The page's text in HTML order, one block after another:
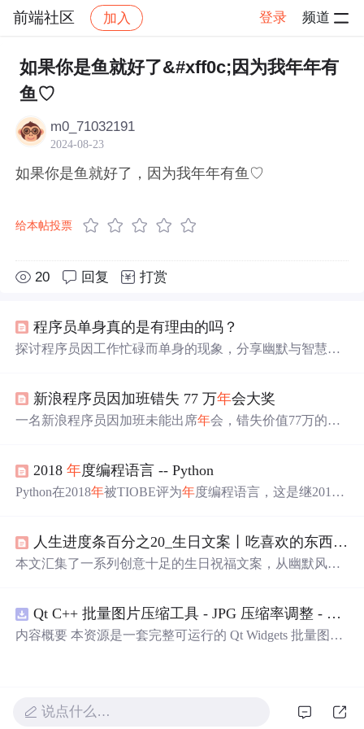
前端社区 加入 登录 频道
社区 前端社区 感慨 帖子详情
如果你是鱼就好了&#xff0c;因为我年年有
鱼♡
m0_71032191
2024-08-23
如果你是鱼就好了，因为我年年有鱼♡
给本帖投票
20 回复 打赏
程序员单身真的是有理由的吗？
探讨程序员因工作忙碌而单身的现象，分享幽默与智慧并
新浪程序员因加班错失 77 万年会大奖
一名新浪程序员因加班未能出席年会，错失价值77万的年
2018年度编程语言 -- Python
Python在2018年被TIOBE评为年度编程语言，这是继2010
年
1月TIOBE编程语言排行榜上进入前三，打破C、C++和J
ava的长期统治。
人生进度条百分之20_生日文案丨吃喜欢的东西，过可爱的人生
本文汇集了一系列创意十足的生日祝福文案，从幽默风趣
Qt C++ 批量图片压缩工具 - JPG 压缩率调整 - 批量修改分辨率 - 本地图片批处理（源码）
内容概要 本资源是一套完整可运行的 Qt Widgets 批量图片
定义输出图片分辨率、调节 JPG0~100 区间压缩质量，自
带锁定宽高比防拉伸变形功能；批量处理完成后自动统计
说点什么…